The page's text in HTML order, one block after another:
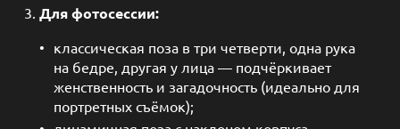
Для фотосессии:
классическая поза в три четверти, одна рука
на бедре, другая у лица — подчёркивает
женственность и загадочность (идеально для
портретных съёмок);